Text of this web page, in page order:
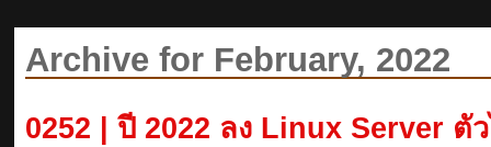
Archive for February, 2022
0252 | ปี 2022 ลง Linux Server